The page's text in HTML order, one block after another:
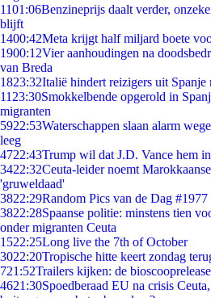
1101:06Benzineprijs daalt verder,
blijft
1400:42Meta krijgt half miljard boete
1900:12Vier aanhoudingen na
van Breda
1823:32Italië hindert reizigers uit Spanje
11 23:30Smokkelbende opgerold in
migranten
5922:53Waterschappen slaan alarm
leeg
4722:43Trump wil dat J.D. Vance hem
3422:32Ceuta-leider noemt
'gruweldaad'
3822:29Random Pics van de Dag #1977
3822:28Spaanse politie: minstens tien
onder migranten Ceuta
1522:25Long live the 7th of October
3022:20Tropische hitte keert zondag
721:52Trailers kijken: de
4621:30Spoedberaad EU na crisis